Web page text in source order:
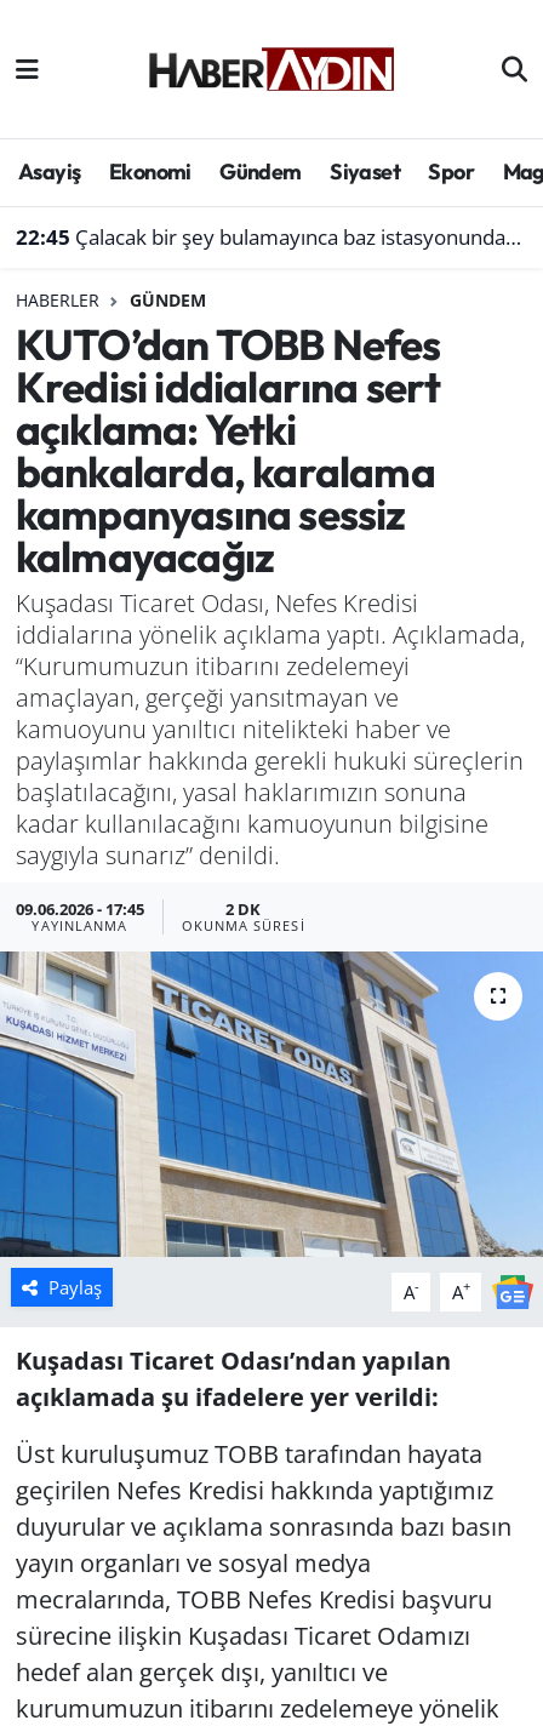
Asayiş Ekonomi Gündem Siyaset Spor
22:45 Çalacak bir şey bulamayınca baz istasyonundan akü çaldı
HABERLER GÜNDEM
KUTO’dan TOBB Nefes
Kredisi iddialarına sert
açıklama: Yetki
bankalarda, karalama
kampanyasına sessiz
kalmayacağız
Kuşadası Ticaret Odası, Nefes Kredisi
iddialarına yönelik açıklama yaptı. Açıklamada,
“Kurumumuzun itibarını zedelemeyi
amaçlayan, gerçeği yansıtmayan ve
kamuoyunu yanıltıcı nitelikteki haber ve
paylaşımlar hakkında gerekli hukuki süreçlerin
başlatılacağını, yasal haklarımızın sonuna
kadar kullanılacağını kamuoyunun bilgisine
saygıyla sunarız” denildi.
09.06.2026 - 17:45
YAYINLANMA
2 DK
OKUNMA SÜRESI
Paylaş A- A+
Kuşadası Ticaret Odası’ndan yapılan
açıklamada şu ifadelere yer verildi:
Üst kuruluşumuz TOBB tarafından hayata
geçirilen Nefes Kredisi hakkında yaptığımız
duyurular ve açıklama sonrasında bazı basın
yayın organları ve sosyal medya
mecralarında, TOBB Nefes Kredisi başvuru
sürecine ilişkin Kuşadası Ticaret Odamızı
hedef alan gerçek dışı, yanıltıcı ve
kurumumuzun itibarını zedelemeye yönelik
Afyonkarahisar
Çevre
Genel
Haber
Izmir
Kütahya
Manisa
Muğla
Politika
Uşak
Aydın Hava Durumu
Süper Lig Puan Durumu ve Fikstür
Son Dakika Haberleri
Haber Arşivi